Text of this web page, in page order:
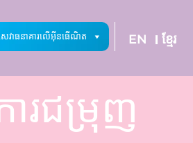
េវាធនាគារលើអ៊ីនធើណិត EN ខ្មែរ
រជម្រុញ